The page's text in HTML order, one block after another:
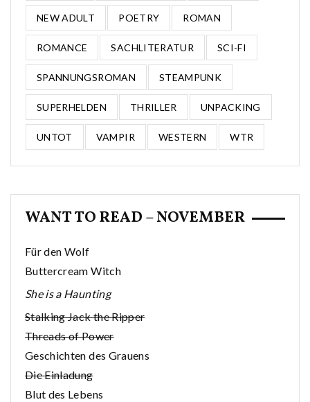
NEW ADULT POETRY ROMAN
ROMANCE SACHLITERATUR SCI-FI
SPANNUNGSROMAN STEAMPUNK
SUPERHELDEN THRILLER UNPACKING
UNTOT VAMPIR WESTERN WTR
WANT TO READ – NOVEMBER
Für den Wolf
Buttercream Witch
She is a Haunting
Stalking Jack the Ripper
Threads of Power
Geschichten des Grauens
Die Einladung
Blut des Lebens